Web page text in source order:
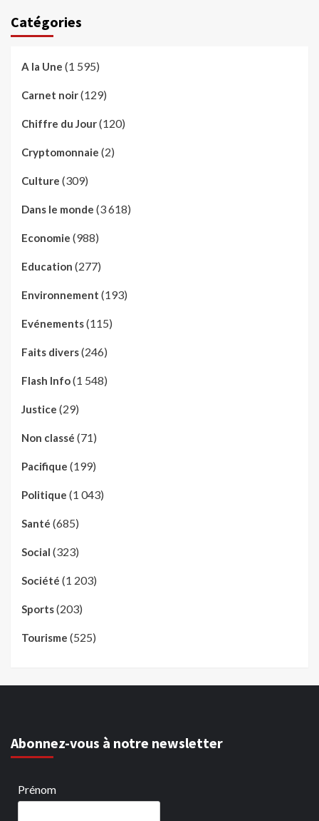
Catégories
A la Une (1 595)
Carnet noir(129)
Chiffre du Jour(120)
Cryptomonnaie (2)
Culture (309)
Dans le monde (3 618)
Economie (988)
Education (277)
Environnement (193)
Evénements(115)
Faits divers(246)
Flash Info(1 548)
Justice (29)
Non classé (71)
Pacifique (199)
Politique (1 043)
Santé (685)
Social (323)
Société (1 203)
Sports(203)
Tourisme (525)
Abonnez-vous à notre newsletter
Prénom